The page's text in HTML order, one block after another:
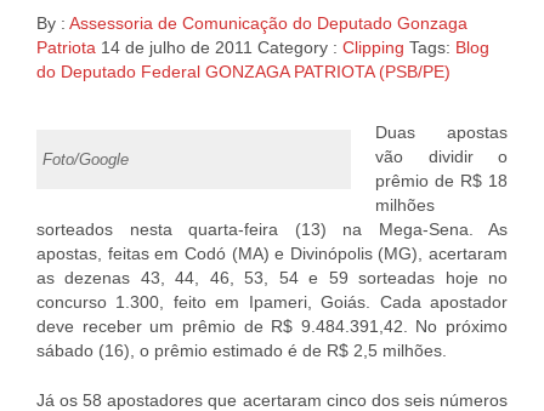
By : Assessoria de Comunicação do Deputado Gonzaga
Patriota 14 de julho de 2011 Category : Clipping Tags: Blog
do Deputado Federal GONZAGA PATRIOTA (PSB/PE)
Foto/Google
Duas apostas
vão dividir o
prêmio de R$ 18
milhões
sorteados nesta quarta-feira (13) na Mega-Sena. As
apostas, feitas em Codó (MA) e Divinópolis (MG), acertaram
as dezenas 43, 44, 46, 53, 54 e 59 sorteadas hoje no
concurso 1.300, feito em Ipameri, Goiás. Cada apostador
deve receber um prêmio de R$ 9.484.391,42. No próximo
sábado (16), o prêmio estimado é de R$ 2,5 milhões.
Já os 58 apostadores que acertaram cinco dos seis números